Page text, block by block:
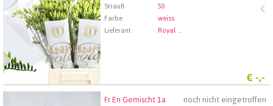
Strauß
50
Farbe
weiss
Lieferant
Royal FloraHolland Aalsmeer
€ -,-
noch nicht eingetroffen
Fr En Gemischt 1a